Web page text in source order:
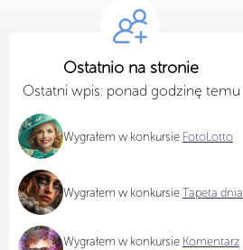
Ostatnio na stronie
Ostatni wpis: ponad godzinę temu
Wygrałem w konkursie FotoLotto
Wygrałem w konkursie Tapeta dnia
Wygrałem w konkursie Komentarz